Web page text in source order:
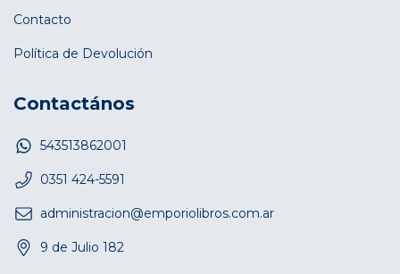
Contacto
Política de Devolución
Contactános
543513862001
0351 424-5591
administracion@emporiolibros.com.ar
9 de Julio 182